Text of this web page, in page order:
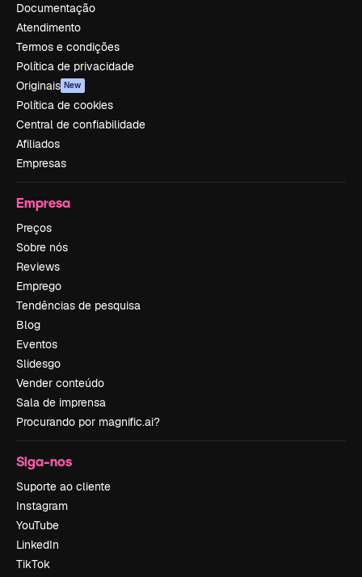
Documentação
Atendimento
Termos e condições
Política de privacidade
Originais New
Política de cookies
Central de confiabilidade
Afiliados
Empresas
Empresa
Preços
Sobre nós
Reviews
Emprego
Tendências de pesquisa
Blog
Eventos
Slidesgo
Vender conteúdo
Sala de imprensa
Procurando por magnific.ai?
Siga-nos
Suporte ao cliente
Instagram
YouTube
LinkedIn
TikTok